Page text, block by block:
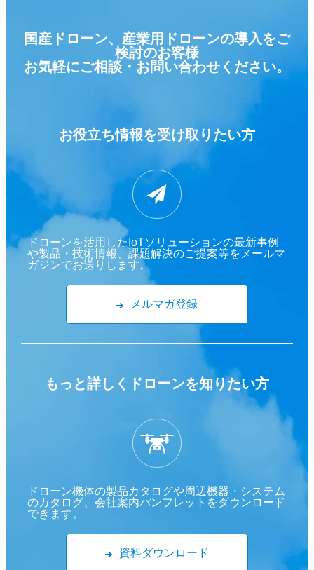
国産ドローン、産業用ドローンの導入をご
検討のお客様
お気軽にご相談・お問い合わせください。
お役立ち情報を受け取りたい方
ドローンを活用したIoTソリューションの最新事例
や製品・技術情報、課題解決のご提案等をメールマ
ガジンでお送りします。
メルマガ登録
もっと詳しくドローンを知りたい方
ドローン機体の製品カタログや周辺機器・システム
のカタログ、会社案内パンフレットをダウンロード
できます。
資料ダウンロード